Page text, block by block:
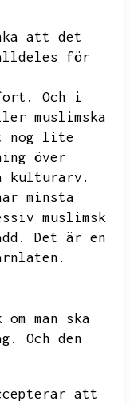
att det
för
Och i
muslimska
nog lite
över
kulturarv.
minsta
muslimsk
Det är en
man ska
Och den
att